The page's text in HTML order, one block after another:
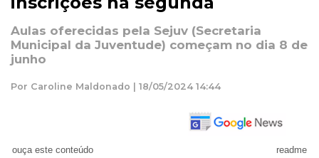
Aulas oferecidas pela Sejuv (Secretaria
Municipal da Juventude) começam no dia 8 de
junho
Por Caroline Maldonado | 18/05/2024 14:44
ouça este conteúdo readme